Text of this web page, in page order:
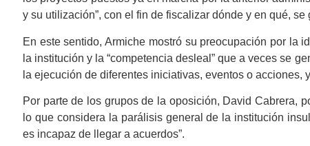
y su utilización”, con el fin de fiscalizar dónde y en qué,
En este sentido, Armiche mostró su preocupación por la
la institución y la “competencia desleal” que a veces se
la ejecución de diferentes iniciativas, eventos o acciones,
Por parte de los grupos de la oposición, David Cabrera,
lo que considera la parálisis general de la institución
es incapaz de llegar a acuerdos”.